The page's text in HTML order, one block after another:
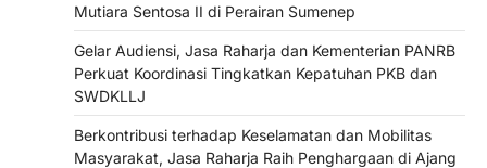
Mutiara Sentosa II di Perairan Sumenep
Gelar Audiensi, Jasa Raharja dan Kementerian PANRB
Perkuat Koordinasi Tingkatkan Kepatuhan PKB dan
SWDKLLJ
Berkontribusi terhadap Keselamatan dan Mobilitas
Masyarakat, Jasa Raharja Raih Penghargaan di Ajang